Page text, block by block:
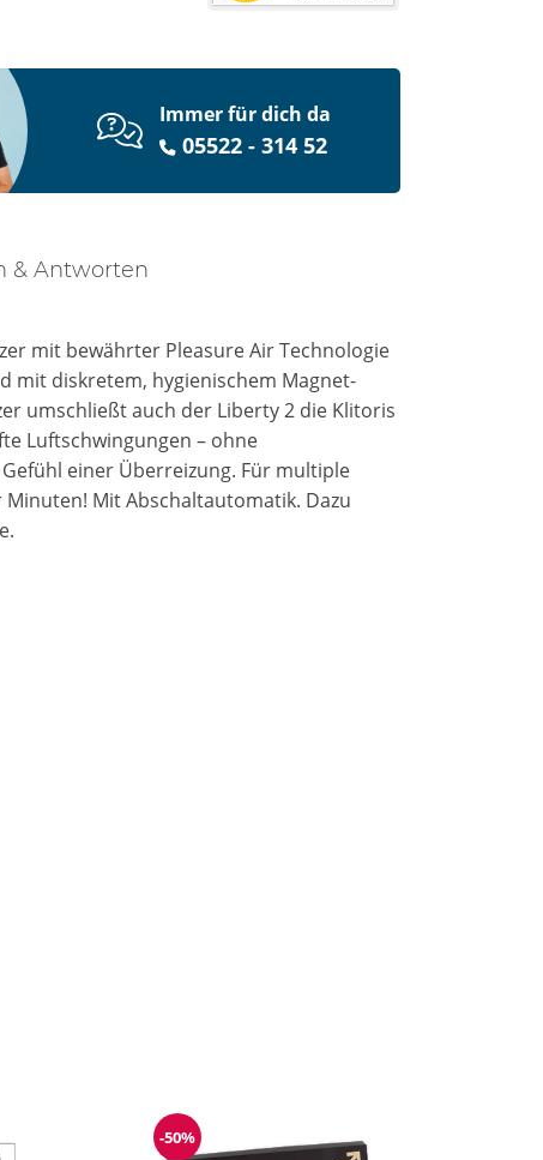
Immer für dich da
05522 - 314 52
& Antworten
mit bewährter Pleasure Air Technologie
mit diskretem, hygienischem Magnet-
umschließt auch der Liberty 2 die Klitoris
Luftschwingungen – ohne
einer Überreizung. Für multiple
Mit Abschaltautomatik. Dazu
Reduzierung
-50%